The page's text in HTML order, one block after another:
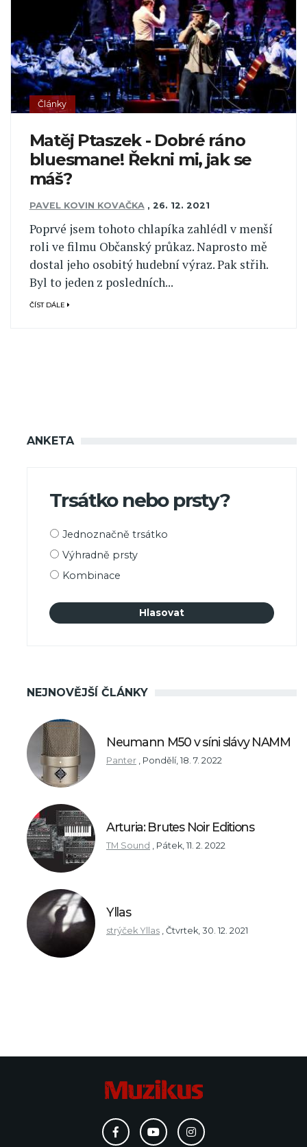
Články
Matěj Ptaszek - Dobré ráno
bluesmane! Řekni mi, jak se
máš?
PAVEL KOVIN KOVAČKA , 26. 12. 2021
Poprvé jsem tohoto chlapíka zahlédl v menší
roli ve filmu Občanský průkaz. Naprosto mě
dostal jeho osobitý hudební výraz. Pak střih.
Byl to jeden z posledních...
ČÍST DÁLE
ANKETA
Trsátko nebo prsty?
Možnosti
Jednoznačně trsátko
Výhradně prsty
Kombinace
NEJNOVĚJŠÍ ČLÁNKY
Neumann M50 v síni slávy NAMM
Panter , Pondělí, 18. 7. 2022
Arturia: Brutes Noir Editions
TM Sound , Pátek, 11. 2. 2022
Yllas
strýček Yllas , Čtvrtek, 30. 12. 2021